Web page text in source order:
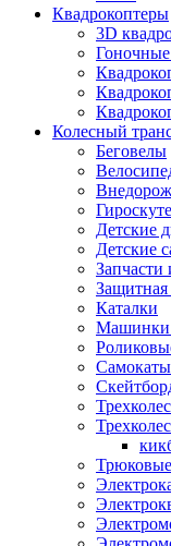
Квадрокоптеры
3D
Колесный
Беговелы
Детские
Детские
Запчасти
Защитная
Каталки
Машинки